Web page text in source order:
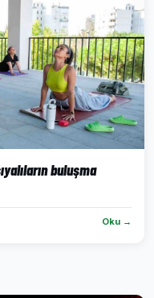
buluşma
Oku →